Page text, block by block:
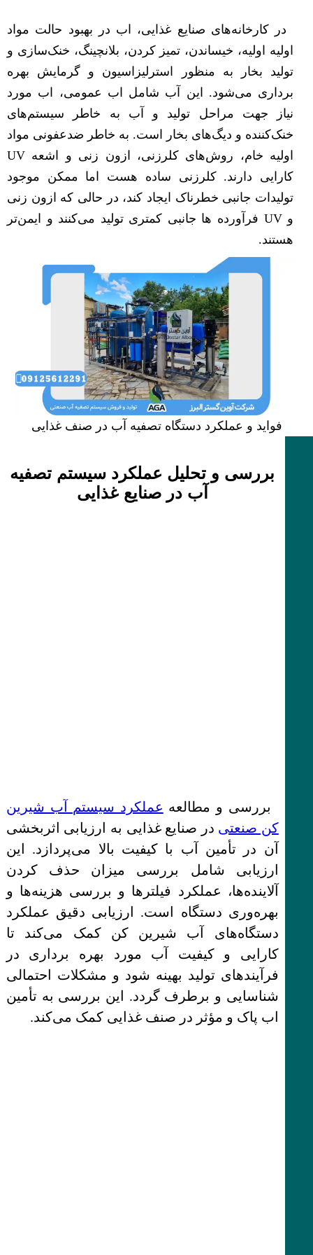
در کارخانه‌های صنایع غذایی، اب در بهبود حالت مواد
اولیه اولیه، خیساندن، تمیز کردن، بلانچینگ، خنک‌سازی و
تولید بخار به منظور استرلیزاسیون و گرمایش بهره
برداری می‌شود. این آب شامل اب عمومی، اب مورد
نیاز جهت مراحل تولید و آب به خاطر سیستم‌های
خنک‌کننده و دیگ‌های بخار است. به خاطر ضدعفونی مواد
اولیه خام، روش‌های کلرزنی، ازون زنی و اشعه UV
کارایی دارند. کلرزنی ساده هست اما ممکن موجود
تولیدات جانبی خطرناک ایجاد کند، در حالی که ازون زنی
و UV فرآورده ها جانبی کمتری تولید می‌کنند و ایمن‌تر
هستند.
فواید و عملکرد دستگاه تصفیه آب در صنف غذایی
بررسی و تحلیل عملکرد سیستم تصفیه
آب در صنایع غذایی
بررسی و مطالعه عملکرد سیستم آب شیرین
کن صنعتی در صنایع غذایی به ارزیابی اثربخشی
آن در تأمین آب با کیفیت بالا می‌پردازد. این
ارزیابی شامل بررسی میزان حذف کردن
آلاینده‌ها، عملکرد فیلترها و بررسی هزینه‌ها و
بهره‌وری دستگاه است. ارزیابی دقیق عملکرد
دستگاه‌های آب شیرین کن کمک می‌کند تا
کارایی و کیفیت آب مورد بهره برداری در
فرآیندهای تولید بهینه شود و مشکلات احتمالی
شناسایی و برطرف گردد. این بررسی به تأمین
اب پاک و مؤثر در صنف غذایی کمک می‌کند.